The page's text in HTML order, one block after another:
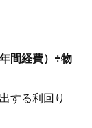
間経費）÷物
する利回り